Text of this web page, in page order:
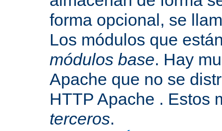
forma opcional, se
Los módulos que
módulos base. Hay
Apache que no se
HTTP Apache . Estos
terceros.